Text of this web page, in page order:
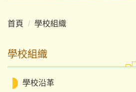
首頁 學校組織
學校組織
學校沿革